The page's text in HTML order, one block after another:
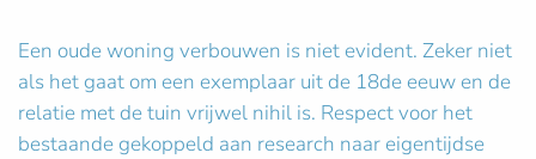
Een oude woning verbouwen is niet evident. Zeker niet
als het gaat om een exemplaar uit de 18de eeuw en de
relatie met de tuin vrijwel nihil is. Respect voor het
bestaande gekoppeld aan research naar eigentijdse